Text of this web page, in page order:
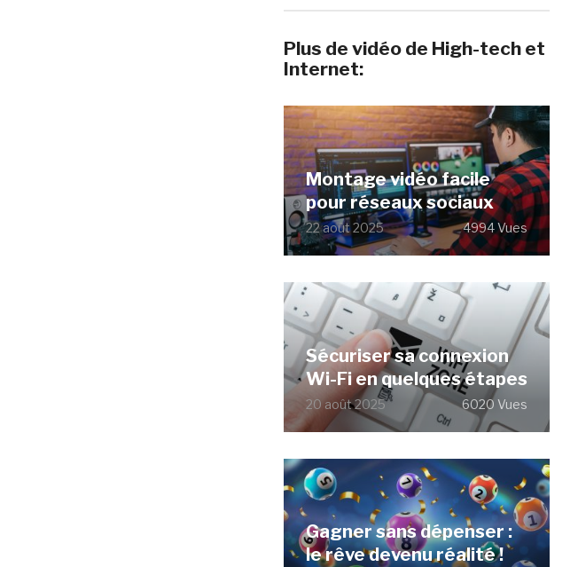
Plus de vidéo de High-tech et
Internet:
Montage vidéo facile
pour réseaux sociaux
22 août 2025 4994 Vues
Sécuriser sa connexion
Wi-Fi en quelques étapes
20 août 2025 6020 Vues
Gagner sans dépenser :
le rêve devenu réalité !